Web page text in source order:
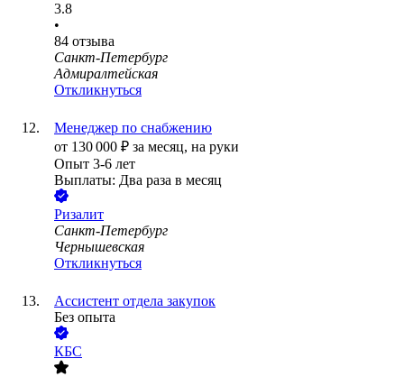
3.8
•
84 отзыва
Санкт-Петербург
Адмиралтейская
Откликнуться
Менеджер по снабжению
от 130 000 ₽ за месяц, на руки
Опыт 3-6 лет
Выплаты: Два раза в месяц
Ризалит
Санкт-Петербург
Чернышевская
Откликнуться
Ассистент отдела закупок
Без опыта
КБС